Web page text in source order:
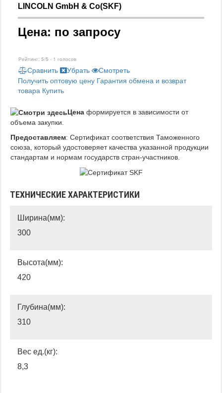
LINCOLN GmbH & Co(SKF)
Цена: по запросу
Рейтинг: 5/5 - 1 голосов
Сравнить Убрать
Смотреть
Получить оптовую цену Гарантия обмена и возврат
товара Купить
Цена формируется в зависимости от
объема закупки.
Предоставляем: Сертификат соответствия Таможенного
союза, который удостоверяет качества указанной продукции
стандартам и нормам государств стран-участников.
ТЕХНИЧЕСКИЕ ХАРАКТЕРИСТИКИ
Ширина(мм):
300
Высота(мм):
420
Глубина(мм):
310
Вес ед.(кг):
8,3